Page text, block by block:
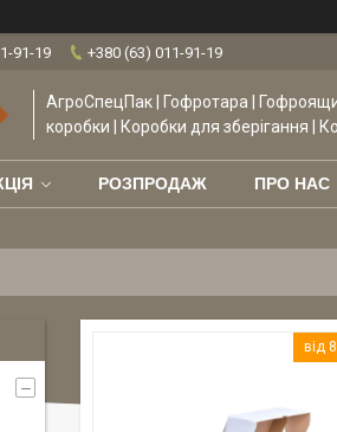
91-19 +380 (63) 011-91-19
АгроСпецПак | Гофротара |
коробки | Коробки для зберігання |
РОЗПРОДАЖ ПРО НАС
від